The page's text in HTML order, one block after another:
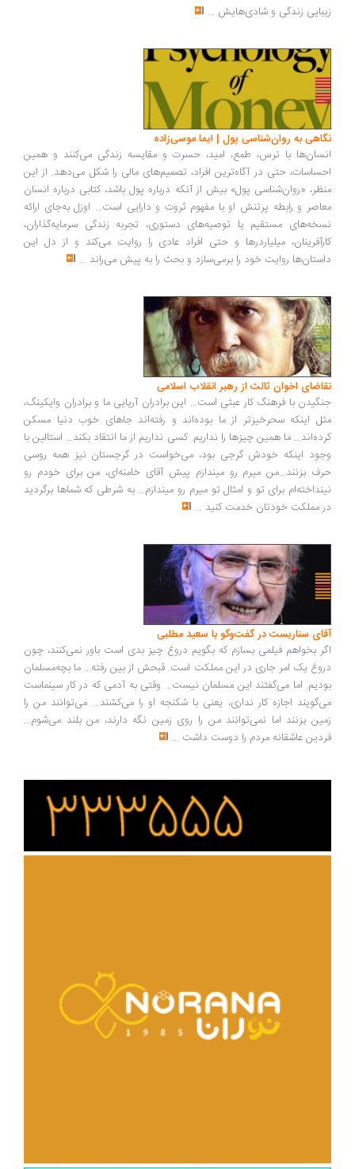
زیبایی زندگی و شادی‌هایش ...
نگاهی به روان‌شناسی پول | ایما موسی‌زاده
انسان‌ها با ترس، طمع، امید، حسرت و مقایسه زندگی می‌کنند و همین
احساسات، حتی در آگاه‌ترین افراد، تصمیم‌های مالی را شکل می‌دهد. از این
منظر، «روان‌شناسی پول» بیش از آنکه درباره پول باشد، کتابی درباره انسان
معاصر و رابطه پرتنش او با مفهوم ثروت و دارایی است... اوزل به‌جای ارائه
نسخه‌های مستقیم یا توصیه‌های دستوری، تجربه زندگی سرمایه‌گذاران،
کارآفرینان، میلیاردرها و حتی افراد عادی را روایت می‌کند و از دل این
داستان‌ها روایت خود را برمی‌سازد و بحث را به پیش می‌راند ...
تقاضای اخوان ثالث از رهبر انقلاب اسلامی
جنگیدن با فرهنگ کار عبثی است... این برادران آریایی ما و برادران وایکینگ،
مثل اینکه سحرخیزتر از ما بوده‌اند و رفته‌اند جاهای خوب دنیا مسکن
کرده‌اند... ما همین چیزها را نداریم. کسی نداریم از ما انتقاد بکند... استالین با
وجود اینکه خودش گرجی بود، می‌خواست در گرجستان نیز همه روسی
حرف بزنند...من میرم رو میندازم پیش آقای خامنه‌ای، من برای خودم رو
نینداخته‌ام برای تو و امثال تو میرم رو میندازم... به شرطی که شماها برگردید
در مملکت خودتان خدمت کنید ...
آقای سناریست در گفت‌وگو با سعید مطلبی
اگر بخواهم فیلمی بسازم که بگویم دروغ چیز بدی است باور نمی‌کنند، چون
دروغ یک امر جاری در این مملکت است. قبحش از بین رفته... ما بچه‌مسلمان
بودیم. اما می‌گفتند این مسلمان نیست... وقتی به آدمی که در کار سینماست
می‌گویند اجازه کار نداری، یعنی با شکنجه او را می‌کشند... می‌توانند من را
زمین بزنند اما نمی‌توانند من را روی زمین نگه دارند، من بلند می‌شوم...
فردین عاشقانه مردم را دوست داشت ...